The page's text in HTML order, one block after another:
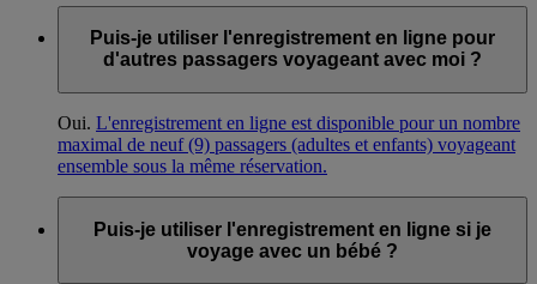
Puis-je utiliser l'enregistrement en ligne pour
d'autres passagers voyageant avec moi ?
Oui. L'enregistrement en ligne est disponible pour un nombre
maximal de neuf (9) passagers (adultes et enfants) voyageant
ensemble sous la même réservation.
Puis-je utiliser l'enregistrement en ligne si je
voyage avec un bébé ?